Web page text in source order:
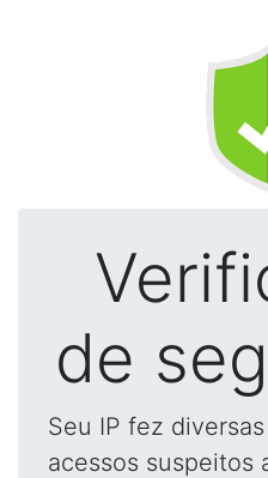
de
Seu IP fez
acessos suspeitos